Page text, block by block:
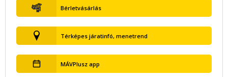
Bérletvásárlás
Térképes járatinfó, menetrend
MÁVPlusz app